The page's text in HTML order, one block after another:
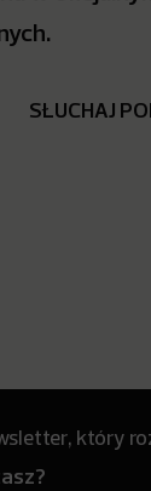
SŁUCHAJ
który